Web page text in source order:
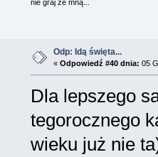
nie graj ze mną...
Odp: Idą święta...
« Odpowiedź #40 dnia: 05
Dla lepszego
tegorocznego
wieku już nie